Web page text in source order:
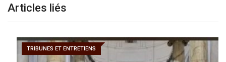
Articles liés
TRIBUNES ET ENTRETIENS